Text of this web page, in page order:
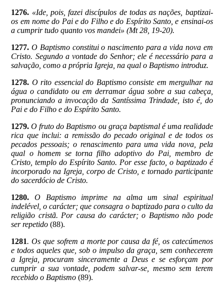
1276. «Ide, pois, fazei discípulos de todas as nações, baptizai-
os em nome do Pai e do Filho e do Espírito Santo, e ensinai-os
a cumprir tudo quanto vos mandei» (Mt 28, 19-20).
1277. O Baptismo constitui o nascimento para a vida nova em
Cristo. Segundo a vontade do Senhor; ele é necessário para a
salvação, como a própria Igreja, na qual o Baptismo introduz.
1278. O rito essencial do Baptismo consiste em mergulhar na
água o candidato ou em derramar água sobre a sua cabeça,
pronunciando a invocação da Santíssima Trindade, isto é, do
Pai e do Filho e do Espírito Santo.
1279. O fruto do Baptismo ou graça baptismal é uma realidade
rica que inclui: a remissão do pecado original e de todos os
pecados pessoais; o renascimento para uma vida nova, pela
qual o homem se torna filho adoptivo do Pai, membro de
Cristo, templo do Espírito Santo. Por esse facto, o baptizado é
incorporado na Igreja, corpo de Cristo, e tornado participante
do sacerdócio de Cristo.
1280.
O Baptismo imprime na alma um sinal espiritual
indelével, o carácter; que consagra o baptizado para o culto da
religião cristã. Por causa do carácter; o Baptismo não pode
ser repetido (88).
1281. Os que sofrem a morte por causa da fé, os catecúmenos
e todos aqueles que, sob o impulso da graça, sem conhecerem
a Igreja, procuram sinceramente a Deus e se esforçam por
cumprir a sua vontade, podem salvar-se, mesmo sem terem
recebido o Baptismo (89).